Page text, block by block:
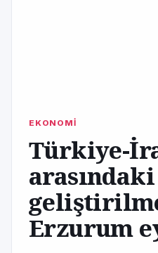
EKONOMİ
Türkiye-
Erzurum